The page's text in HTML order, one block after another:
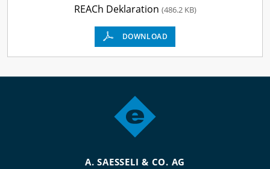
REACh Deklaration (486.2 KB)
DOWNLOAD
A. SAESSELI & CO. AG